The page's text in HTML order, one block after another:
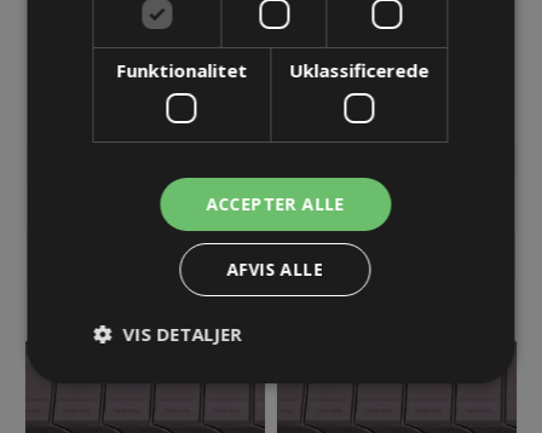
TKA energikæde -
45.060.150.200
702,77 kr.
Lager: Restordre - Er på vej!
KØB
TKA energikæde -
45.080.075.082
608,27 kr.
Lager: Restordre - Er på vej!
Funktionalitet Uklassificerede
ACCEPTER ALLE
AFVIS ALLE
VIS DETALJER